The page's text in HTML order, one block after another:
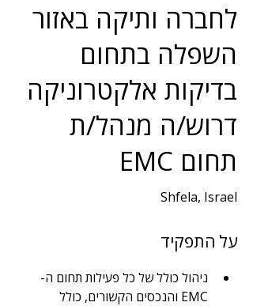
לחברה ותיקה באזור
השפלה בתחום
בדיקות אלקטרוניקה
דרוש/ה מנהל/ת
תחום EMC
Shfela, Israel
5
תפקידים נוספים
על התפקיד
ניהול כולל של כל פעילות תחום ה-
EMC והנכסים הקשורים, כולל